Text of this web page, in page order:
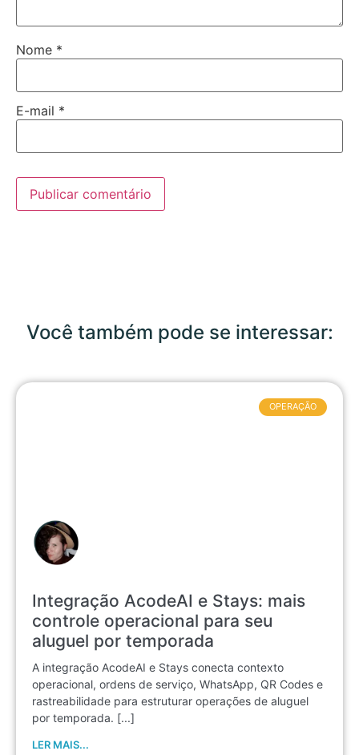
Nome *
E-mail *
Você também pode se interessar:
Integração AcodeAI e Stays: mais
controle operacional para seu
aluguel por temporada
A integração AcodeAI e Stays conecta contexto
operacional, ordens de serviço, WhatsApp, QR Codes e
rastreabilidade para estruturar operações de aluguel
por temporada. [...]
LER MAIS...
OPERAÇÃO